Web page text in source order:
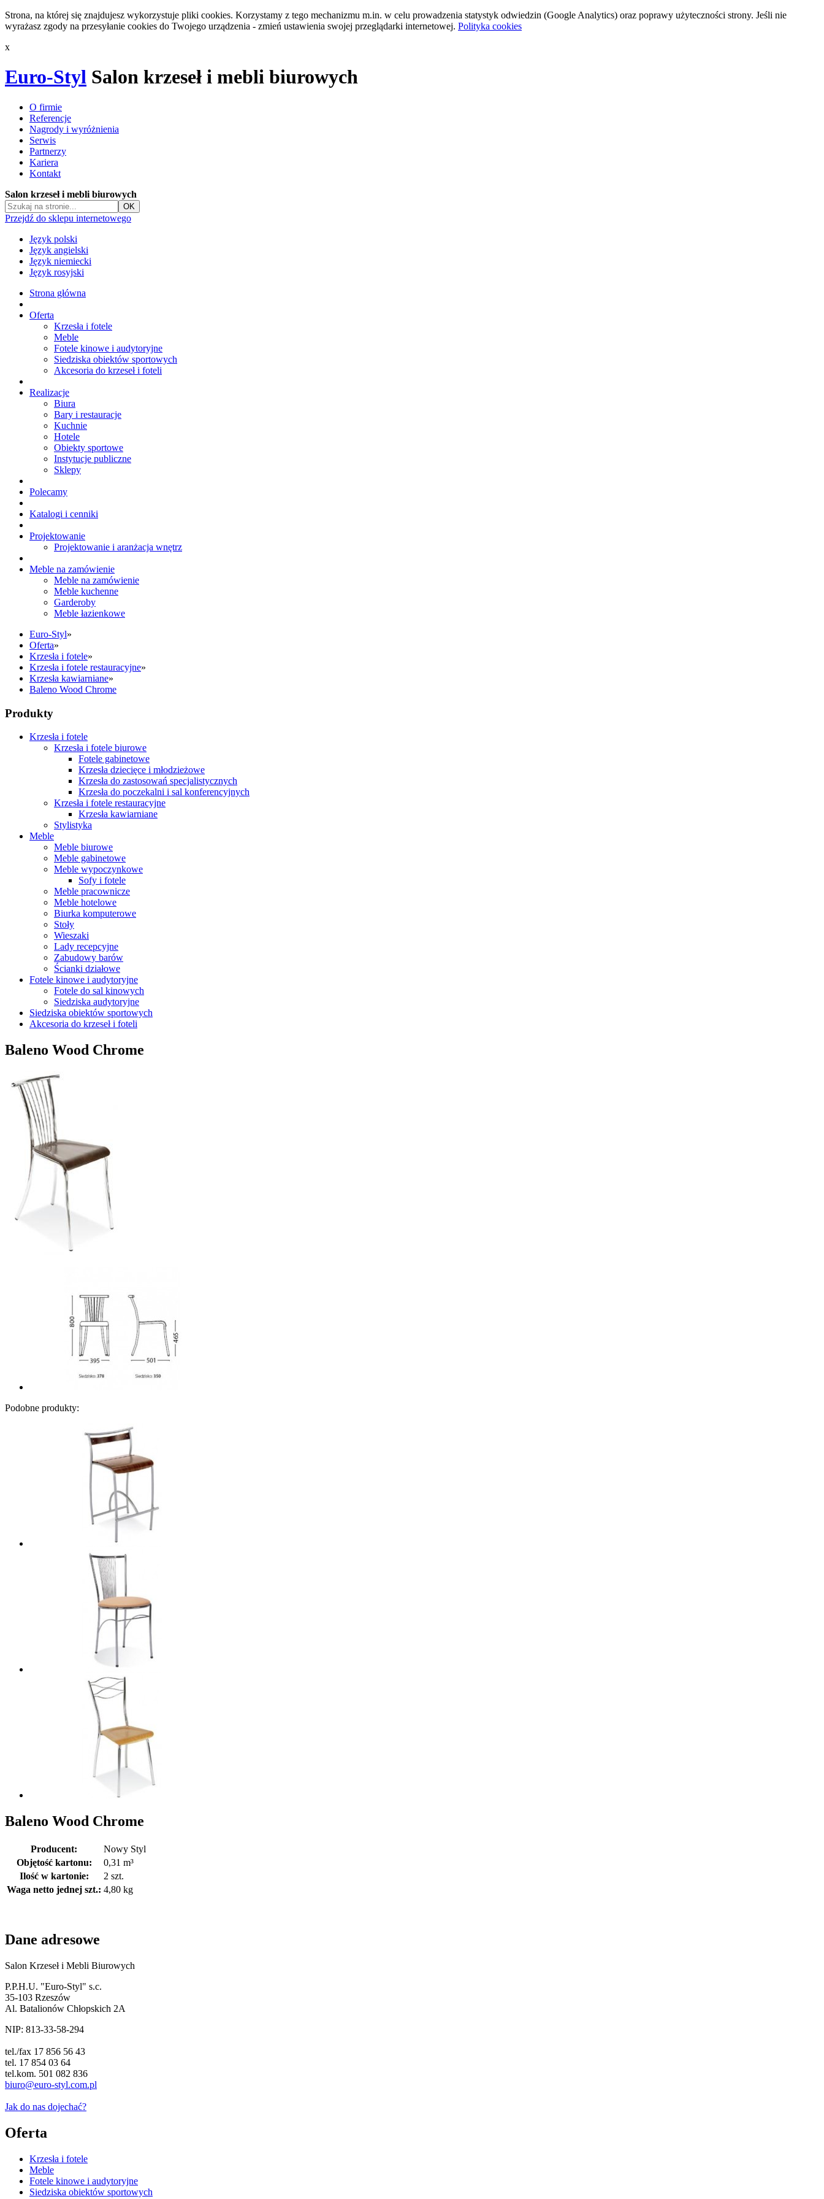
Strona, na której się znajdujesz wykorzystuje pliki cookies. Korzystamy z tego mechanizmu m.in. w celu prowadzenia statystyk odwiedzin (Google Analytics) oraz poprawy użyteczności strony. Jeśli nie
wyrażasz zgody na przesyłanie cookies do Twojego urządzenia - zmień ustawienia swojej przeglądarki internetowej. Polityka cookies
x
Euro-Styl Salon krzeseł i mebli biurowych
O firmie
Referencje
Nagrody i wyróżnienia
Serwis
Partnerzy
Kariera
Kontakt
Salon krzeseł i mebli biurowych
Przejdź do sklepu internetowego
Język polski
Język angielski
Język niemiecki
Język rosyjski
Strona główna
Oferta
Krzesła i fotele
Meble
Fotele kinowe i audytoryjne
Siedziska obiektów sportowych
Akcesoria do krzeseł i foteli
Realizacje
Biura
Bary i restauracje
Kuchnie
Hotele
Obiekty sportowe
Instytucje publiczne
Sklepy
Polecamy
Katalogi i cenniki
Projektowanie
Projektowanie i aranżacja wnętrz
Meble na zamówienie
Meble na zamówienie
Meble kuchenne
Garderoby
Meble łazienkowe
Euro-Styl»
Oferta»
Krzesła i fotele»
Krzesła i fotele restauracyjne»
Krzesła kawiarniane»
Baleno Wood Chrome
Produkty
Krzesła i fotele
Krzesła i fotele biurowe
Fotele gabinetowe
Krzesła dziecięce i młodzieżowe
Krzesła do zastosowań specjalistycznych
Krzesła do poczekalni i sal konferencyjnych
Krzesła i fotele restauracyjne
Krzesła kawiarniane
Stylistyka
Meble
Meble biurowe
Meble gabinetowe
Meble wypoczynkowe
Sofy i fotele
Meble pracownicze
Meble hotelowe
Biurka komputerowe
Stoły
Wieszaki
Lady recepcyjne
Zabudowy barów
Ścianki działowe
Fotele kinowe i audytoryjne
Fotele do sal kinowych
Siedziska audytoryjne
Siedziska obiektów sportowych
Akcesoria do krzeseł i foteli
Baleno Wood Chrome
Podobne produkty:
Baleno Wood Chrome
Producent:
Nowy Styl
Objętość kartonu:
0,31 m³
Ilość w kartonie:
2 szt.
Waga netto jednej szt.: 4,80 kg
Dane adresowe
Salon Krzeseł i Mebli Biurowych
P.P.H.U. "Euro-Styl" s.c.
35-103 Rzeszów
Al. Batalionów Chłopskich 2A
NIP: 813-33-58-294
tel./fax 17 856 56 43
tel. 17 854 03 64
tel.kom. 501 082 836
biuro@euro-styl.com.pl
Jak do nas dojechać?
Oferta
Krzesła i fotele
Meble
Fotele kinowe i audytoryjne
Siedziska obiektów sportowych